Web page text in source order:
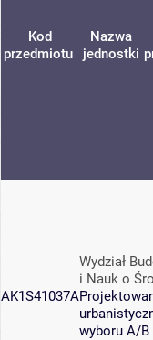
Kod
przedmiotu
Nazwa
jednostki
AK1S41037A
Wydział
i Nauk o
wyboru A/B